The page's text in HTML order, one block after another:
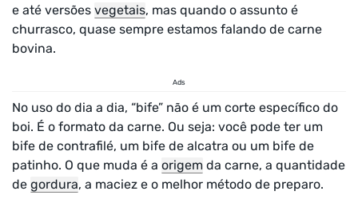
e até versões vegetais, mas quando o assunto é
churrasco, quase sempre estamos falando de carne
bovina.
Ads
No uso do dia a dia, “bife” não é um corte específico do
boi. É o formato da carne. Ou seja: você pode ter um
bife de contrafilé, um bife de alcatra ou um bife de
patinho. O que muda é a origem da carne, a quantidade
de gordura, a maciez e o melhor método de preparo.